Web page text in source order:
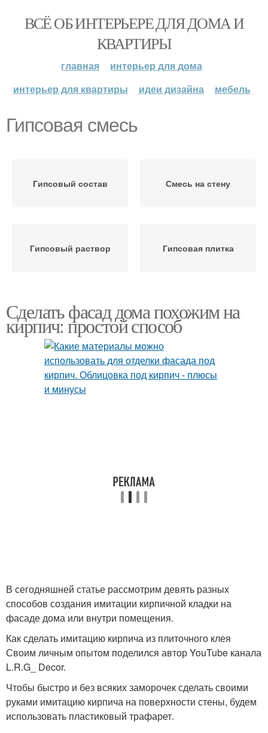
ВСЁ ОБ ИНТЕРЬЕРЕ ДЛЯ ДОМА И
КВАРТИРЫ
главная
интерьер для дома
интерьер для квартиры
идеи дизайна мебель
Гипсовая смесь
Гипсовый состав Смесь на стену
Гипсовый раствор Гипсовая плитка
Сделать фасад дома похожим на
кирпич: простой способ
В сегодняшней статье рассмотрим девять разных
способов создания имитации кирпичной кладки на
фасаде дома или внутри помещения.
Как сделать имитацию кирпича из плиточного клея
Своим личным опытом поделился автор YouTube канала
L.R.G_ Decor.
Чтобы быстро и без всяких заморочек сделать своими
руками имитацию кирпича на поверхности стены, будем
использовать пластиковый трафарет.